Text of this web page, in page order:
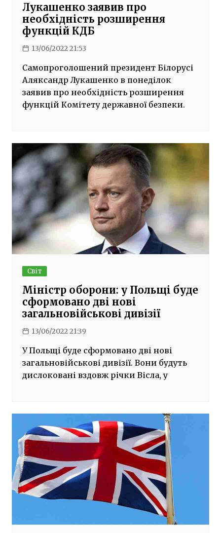
Лукашенко заявив про
необхідність розширення
функцій КДБ
13/06/2022 21:53
Самопроголошений президент Білорусі
Аляксандр Лукашенко в понеділок
заявив про необхідність розширення
функцій Комітету державної безпеки.
Світ
Міністр оборони: у Польщі буде
сформовано дві нові
загальновійськові дивізії
13/06/2022 21:39
У Польщі буде сформовано дві нові
загальновійськові дивізії. Вони будуть
дислоковані вздовж річки Вісла, у